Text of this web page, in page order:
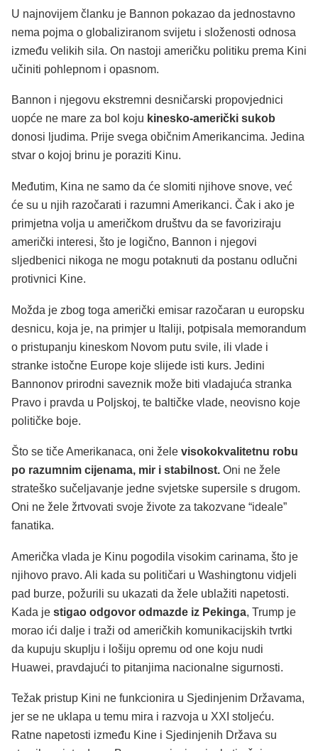
U najnovijem članku je Bannon pokazao da jednostavno
nema pojma o globaliziranom svijetu i složenosti odnosa
između velikih sila. On nastoji američku politiku prema Kini
učiniti pohlepnom i opasnom.
Bannon i njegovu ekstremni desničarski propovjednici
uopće ne mare za bol koju kinesko-američki sukob
donosi ljudima. Prije svega običnim Amerikancima. Jedina
stvar o kojoj brinu je poraziti Kinu.
Međutim, Kina ne samo da će slomiti njihove snove, već
će su u njih razočarati i razumni Amerikanci. Čak i ako je
primjetna volja u američkom društvu da se favoriziraju
američki interesi, što je logično, Bannon i njegovi
sljedbenici nikoga ne mogu potaknuti da postanu odlučni
protivnici Kine.
Možda je zbog toga američki emisar razočaran u europsku
desnicu, koja je, na primjer u Italiji, potpisala memorandum
o pristupanju kineskom Novom putu svile, ili vlade i
stranke istočne Europe koje slijede isti kurs. Jedini
Bannonov prirodni saveznik može biti vladajuća stranka
Pravo i pravda u Poljskoj, te baltičke vlade, neovisno koje
političke boje.
Što se tiče Amerikanaca, oni žele visokokvalitetnu robu
po razumnim cijenama, mir i stabilnost. Oni ne žele
strateško sučeljavanje jedne svjetske supersile s drugom.
Oni ne žele žrtvovati svoje živote za takozvane “ideale”
fanatika.
Američka vlada je Kinu pogodila visokim carinama, što je
njihovo pravo. Ali kada su političari u Washingtonu vidjeli
pad burze, požurili su ukazati da žele ublažiti napetosti.
Kada je stigao odgovor odmazde iz Pekinga, Trump je
morao ići dalje i traži od američkih komunikacijskih tvrtki
da kupuju skuplju i lošiju opremu od one koju nudi
Huawei, pravdajući to pitanjima nacionalne sigurnosti.
Težak pristup Kini ne funkcionira u Sjedinjenim Državama,
jer se ne uklapa u temu mira i razvoja u XXI stoljeću.
Ratne napetosti između Kine i Sjedinjenih Država su